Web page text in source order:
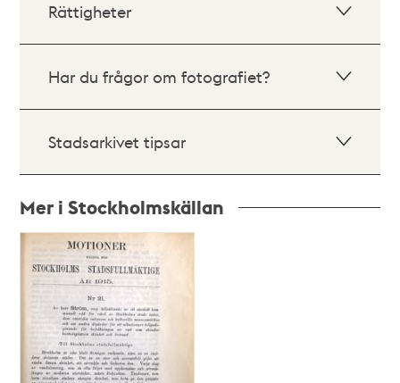
Rättigheter
Har du frågor om fotografiet?
Stadsarkivet tipsar
Mer i Stockholmskällan
Relaterade
poster
och
teman